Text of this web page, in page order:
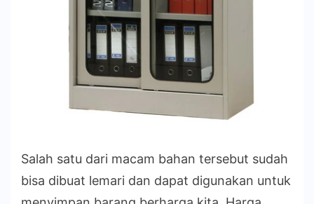
Salah satu dari macam bahan tersebut sudah
bisa dibuat lemari dan dapat digunakan untuk